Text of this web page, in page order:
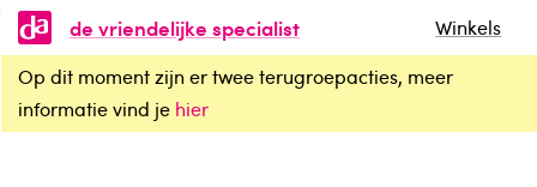
de vriendelijke specialist
Winkels
Op dit moment zijn er twee terugroepacties, meer
informatie vind je hier